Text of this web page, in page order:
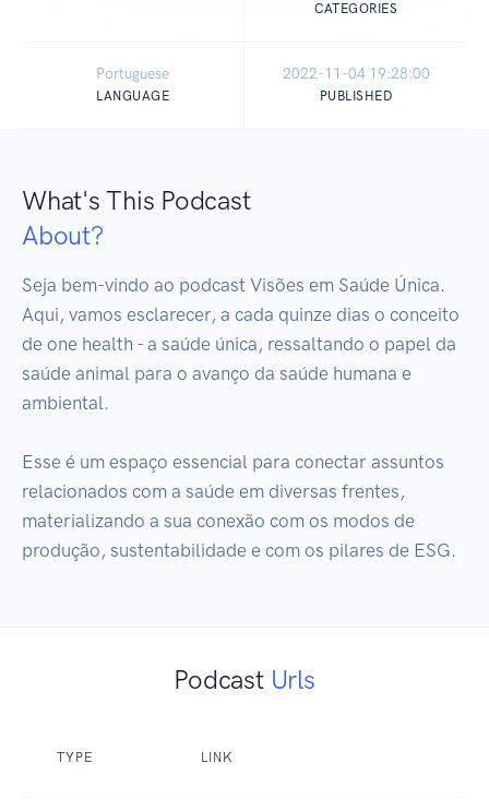
CATEGORIES
Portuguese
LANGUAGE
2022-11-04 19:28:00
PUBLISHED
What's This Podcast
About?
Seja bem-vindo ao podcast Visões em Saúde Única.
Aqui, vamos esclarecer, a cada quinze dias o conceito
de one health - a saúde única, ressaltando o papel da
saúde animal para o avanço da saúde humana e
ambiental.
Esse é um espaço essencial para conectar assuntos
relacionados com a saúde em diversas frentes,
materializando a sua conexão com os modos de
produção, sustentabilidade e com os pilares de ESG.
Podcast Urls
TYPE LINK